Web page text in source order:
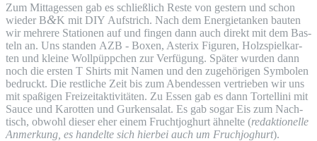
Zum Mit­tag­essen gab es schließ­lich Res­te von ges­tern und schon
wie­der B&K mit DIY Auf­strich. Nach dem Ener­gie­tan­ken bau­ten
wir meh­re­re Sta­tio­nen auf und fin­gen dann auch direkt mit dem Bas­
teln an. Uns stan­den AZB - Boxen, Aste­rix Figu­ren, Holz­spiel­kar­
ten und klei­ne Woll­püpp­chen zur Ver­fü­gung. Spä­ter wur­den dann
noch die ers­ten T Shirts mit Namen und den zuge­hö­ri­gen Sym­bo­len
bedruckt. Die rest­li­che Zeit bis zum Abend­essen ver­trie­ben wir uns
mit spa­ßi­gen Frei­zeit­ak­ti­vi­tä­ten. Zu Essen gab es dann Tor­tel­li­ni mit
Sau­ce und Karot­ten und Gur­ken­sa­lat. Es gab sogar Eis zum Nach­
tisch, obwohl die­ser eher einem Frucht­jo­ghurt ähnel­te (redak­tio­nel­le
Anmer­kung, es han­del­te sich hier­bei auch um Fruch­jo­ghurt).